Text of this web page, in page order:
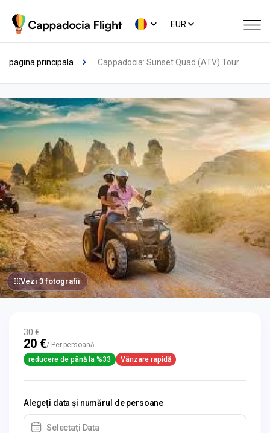
EUR
pagina principala Cappadocia: Sunset Quad (ATV) Tour
Vezi 3 fotografii
30 €
20 €/ Per persoană
reducere de până la %33
Vânzare rapidă
Alegeți data și numărul de persoane
Selectați Data